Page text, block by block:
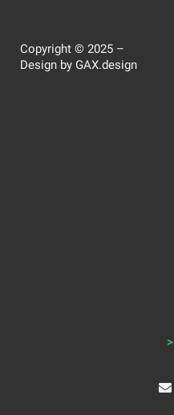
Copyright © 2025 –
Design by GAX.design